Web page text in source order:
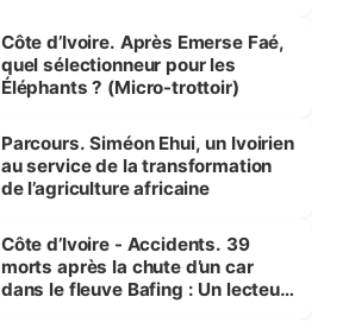
Côte d’Ivoire. Après Emerse Faé,
quel sélectionneur pour les
Éléphants ? (Micro-trottoir)
Parcours. Siméon Ehui, un Ivoirien
au service de la transformation
de l’agriculture africaine
Côte d’Ivoire - Accidents. 39
morts après la chute d’un car
dans le fleuve Bafing : Un lecteur